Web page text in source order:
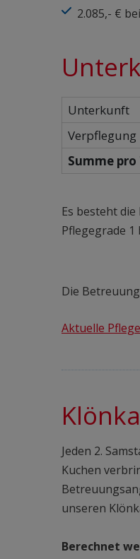
2.085,- €
Unterkunft
Verpflegung
Summe pro
Es besteht
Pflegegrade
Die
Aktuelle
Jeden 2.
Kuchen
unseren
Berechnet